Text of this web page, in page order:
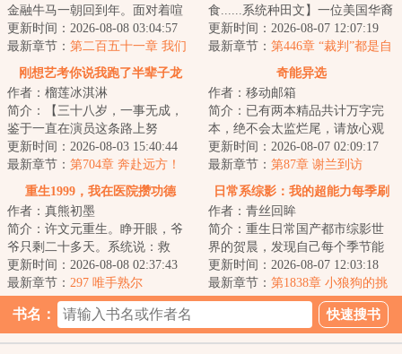
金融牛马一朝回到年。面对着喧
喧扰扰的世界，江白咧嘴一笑。
金融？狗都不干...
更新时间：2026-08-08 03:04:57
最新章节： 第二百五十一章 我们
不会也是你俩play的一环吧？
食......系统种田文】一位美国华裔
UP主参加荒野求生，挑战赢下百
万美元大奖，...
更新时间：2026-08-07 12:07:19
最新章节： 第446章 “裁判”都是自
己人！专家：纯新的，毫无争
刚想艺考你说我跑了半辈子龙
套？
作者：榴莲冰淇淋
简介：【三十八岁，一事无成，
鉴于一直在演员这条路上努
力，‘龙套逆袭成老戏骨系统’开
启！】陈瑾看着提...
更新时间：2026-08-03 15:40:44
最新章节： 第704章 奔赴远方！
（大结局）
奇能异选
作者：移动邮箱
简介：已有两本精品共计万字完
本，绝不会太监烂尾，请放心观
看。陆冬青穿越了！这个世界到
处都是奇人异象...
更新时间：2026-08-07 02:09:17
最新章节： 第87章 谢兰到访
重生1999，我在医院攒功德
作者：真熊初墨
简介：许文元重生。睁开眼，爷
爷只剩二十多天。系统说：救
人，攒功德，换寿命。岁的身
体，半个世纪的临床...
更新时间：2026-08-08 02:37:43
最新章节： 297 唯手熟尔
日常系综影：我的超能力每季刷
新
作者：青丝回眸
简介：重生日常国产都市综影世
界的贺晨，发现自己每个季节能
刷新出一种超能力，从此过上了
不一样的日常人...
更新时间：2026-08-07 12:03:18
最新章节： 第1838章 小狼狗的挑
衅！贺晨：回家继承家业真不是
书名：